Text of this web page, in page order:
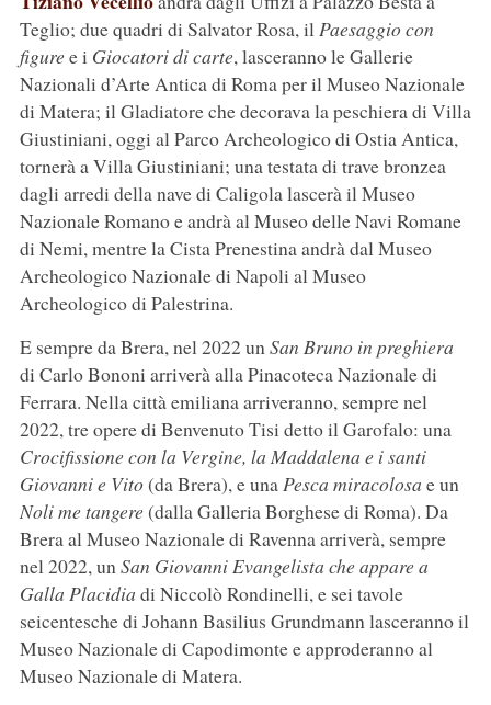
Teglio; due quadri di Salvator Rosa, ilPaesaggio con
figuree i Giocatori di carte, lasceranno le Gallerie
Nazionali d’Arte Antica di Roma per il Museo Nazionale
di Matera; il Gladiatore che decorava la peschiera di Villa
Giustiniani, oggi al Parco Archeologico di Ostia Antica,
tornerà a Villa Giustiniani; una testata di trave bronzea
dagli arredi della nave di Caligola lascerà il Museo
Nazionale Romano e andrà al Museo delle Navi Romane
di Nemi, mentre la Cista Prenestina andrà dal Museo
Archeologico Nazionale di Napoli al Museo
Archeologico di Palestrina.
E sempre da Brera, nel 2022 unSan Bruno in preghiera
di Carlo Bononi arriverà alla Pinacoteca Nazionale di
Ferrara. Nella città emiliana arriveranno, sempre nel
2022, tre opere di Benvenuto Tisi detto il Garofalo: una
Crocifissione con la Vergine, la Maddalena e i santi
Giovanni e Vito(da Brera), e unaPesca miracolosa e un
Noli me tangere(dalla Galleria Borghese di Roma). Da
Brera al Museo Nazionale di Ravenna arriverà, sempre
nel 2022, unSan Giovanni Evangelista che appare a
Galla Placidia di Niccolò Rondinelli, e sei tavole
seicentesche di Johann Basilius Grundmann lasceranno il
Museo Nazionale di Capodimonte e approderanno al
Museo Nazionale di Matera.